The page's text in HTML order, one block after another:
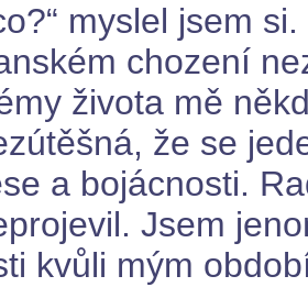
myslel jsem
chození
života mě
že se
a bojácnosti.
Jsem
kvůli mým